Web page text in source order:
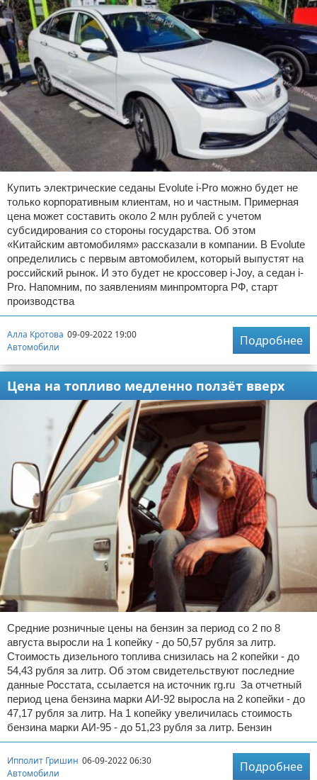
Купить электрические седаны Evolute i-Pro можно будет не
только корпоративным клиентам, но и частным. Примерная
цена может составить около 2 млн рублей с учетом
субсидирования со стороны государства. Об этом
«Китайским автомобилям» рассказали в компании. В Evolute
определились с первым автомобилем, который выпустят на
российский рынок. И это будет не кроссовер i-Joy, а седан i-
Pro. Напомним, по заявлениям минпромторга РФ, старт
производства
Алла Кротова 09-09-2022 19:00
Автомобили
Подробнее
Цена на топливо медленно ползёт вверх
Средние розничные цены на бензин за период со 2 по 8
августа выросли на 1 копейку - до 50,57 рубля за литр.
Стоимость дизельного топлива снизилась на 2 копейки - до
54,43 рубля за литр. Об этом свидетельствуют последние
данные Росстата, ссылается на источник rg.ru За отчетный
период цена бензина марки АИ-92 выросла на 2 копейки - до
47,17 рубля за литр. На 1 копейку увеличилась стоимость
бензина марки АИ-95 - до 51,23 рубля за литр. Бензин
Ипполит Гришин 06-09-2022 06:30
Автомобили
Подробнее